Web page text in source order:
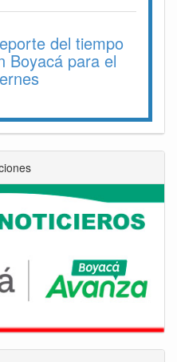
del tiempo
Boyacá para el